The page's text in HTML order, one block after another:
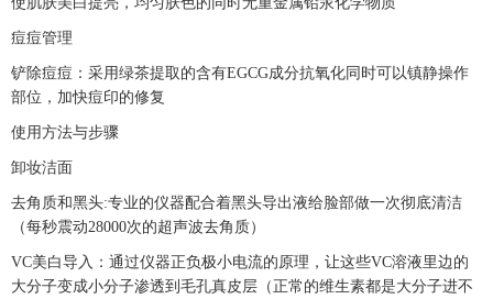
痘痘管理
铲除痘痘：采用绿茶提取的含有EGCG成分抗氧化同时可以镇静操作
部位，加快痘印的修复
使用方法与步骤
卸妆洁面
去角质和黑头:专业的仪器配合着黑头导出液给脸部做一次彻底清洁
（每秒震动28000次的超声波去角质）
VC美白导入：通过仪器正负极小电流的原理，让这些VC溶液里边的
大分子变成小分子渗透到毛孔真皮层（正常的维生素都是大分子进不